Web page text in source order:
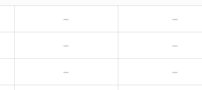
－ －
－ －
－ －